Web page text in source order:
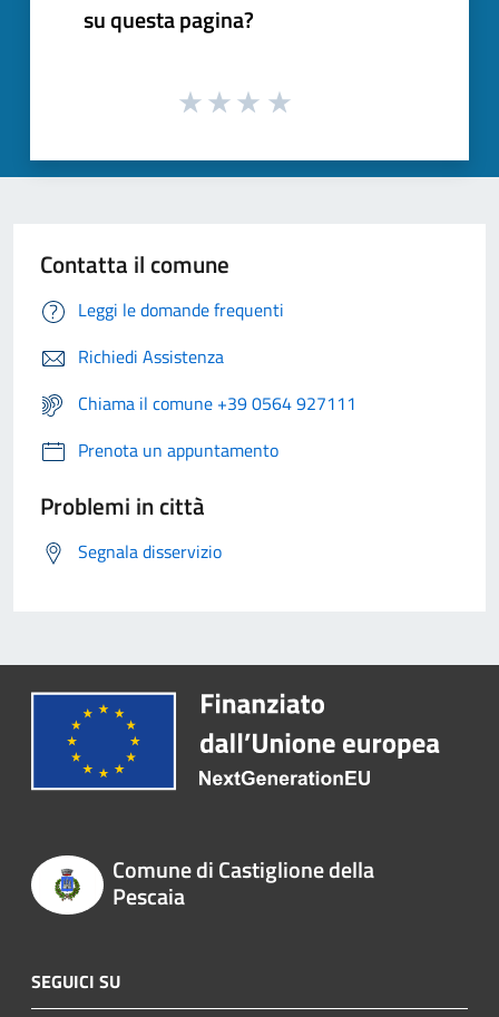
su questa pagina?
Contatta il comune
Leggi le domande frequenti
Richiedi Assistenza
Chiama il comune +39 0564 927111
Prenota un appuntamento
Problemi in città
Segnala disservizio
Comune di Castiglione della
Pescaia
SEGUICI SU